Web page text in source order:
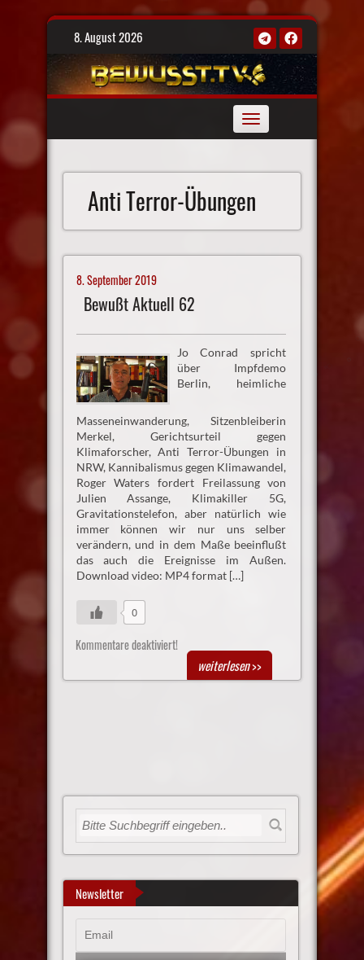
Skip
8. August 2026
Toggle
navigation
Anti Terror-Übungen
8. September 2019
Bewußt Aktuell 62
Jo Conrad spricht
über Impfdemo
Berlin, heimliche
Masseneinwanderung, Sitzenbleiberin
Merkel, Gerichtsurteil gegen
Klimaforscher, Anti Terror-Übungen in
NRW, Kannibalismus gegen Klimawandel,
Roger Waters fordert Freilassung von
Julien Assange, Klimakiller 5G,
Gravitationstelefon, aber natürlich wie
immer können wir nur uns selber
verändern, und in dem Maße beeinflußt
das auch die Ereignisse im Außen.
Download video: MP4 format […]
0
Kommentare deaktiviert!
weiterlesen>>
Newsletter